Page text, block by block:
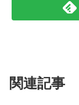
関連記事